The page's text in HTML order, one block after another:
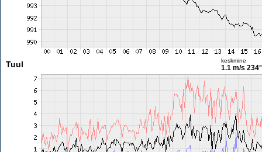
Tuul keskmine
1.1 m/s 234°